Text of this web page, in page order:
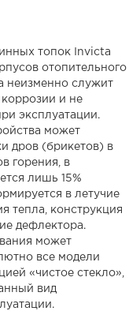
топок Invicta
отопительного
неизменно служит
и не
эксплуатации.
может
дров (брикетов) в
горения, в
лишь 15%
в летучие
тепла, конструкция
дефлектора.
может
все модели
«чистое стекло»,
вид